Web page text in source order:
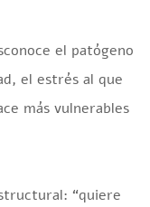
el patógeno
el estrés al que
más vulnerables
“quiere